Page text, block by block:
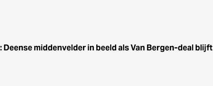
middenvelder in beeld als Van Bergen-deal blijft